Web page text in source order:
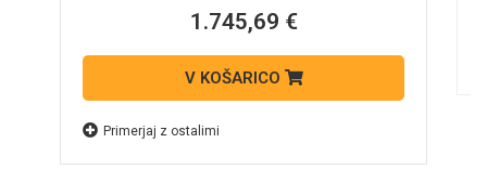
1.745,69 €
V KOŠARICO
Primerjaj z ostalimi